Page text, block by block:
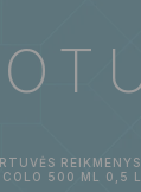
REIKMENYS
500 ML 0,5